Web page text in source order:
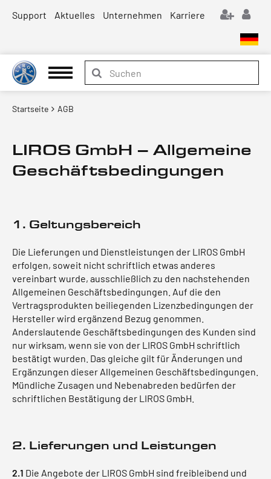
Support Aktuelles Unternehmen Karriere
Startseite AGB
LIROS GmbH – Allgemeine
Geschäftsbedingungen
1. Geltungsbereich
Die Lieferungen und Dienstleistungen der LIROS GmbH
erfolgen, soweit nicht schriftlich etwas anderes
vereinbart wurde, ausschließlich zu den nachstehenden
Allgemeinen Geschäftsbedingungen. Auf die den
Vertragsprodukten beiliegenden Lizenzbedingungen der
Hersteller wird ergänzend Bezug genommen.
Anderslautende Geschäftsbedingungen des Kunden sind
nur wirksam, wenn sie von der LIROS GmbH schriftlich
bestätigt wurden. Das gleiche gilt für Änderungen und
Ergänzungen dieser Allgemeinen Geschäftsbedingungen.
Mündliche Zusagen und Nebenabreden bedürfen der
schriftlichen Bestätigung der LIROS GmbH.
2. Lieferungen und Leistungen
2.1 Die Angebote der LIROS GmbH sind freibleibend und